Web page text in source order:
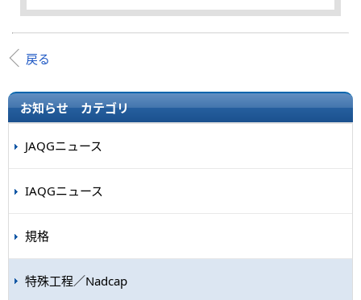
戻る
お知らせ カテゴリ
JAQGニュース
IAQGニュース
規格
特殊工程／Nadcap